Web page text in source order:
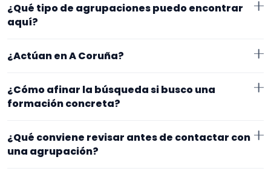
¿Qué tipo de agrupaciones puedo encontrar
aquí?
comuniones. Conviene comparar repertorio, tamaño
¿Actúan en A Coruña?
trabajan en A Coruña. Algunos son de la zona y otros
exacto, horarios y posibles gastos.
¿Cómo afinar la búsqueda si busco una
formación concreta?
Empieza por el tipo de evento y la zona. Si ya sabes el
formato que te encaja, usa el filtro de tipo de
agrupación para quedarte con opciones más
¿Qué conviene revisar antes de contactar con
una agrupación?